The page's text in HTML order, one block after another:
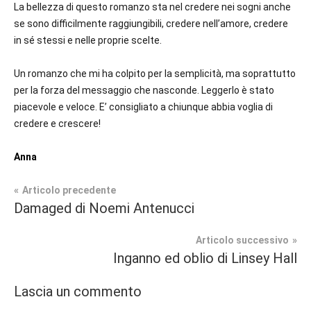
La bellezza di questo romanzo sta nel credere nei sogni anche
se sono difficilmente raggiungibili, credere nell’amore, credere
in sé stessi e nelle proprie scelte.
Un romanzo che mi ha colpito per la semplicità, ma soprattutto
per la forza del messaggio che nasconde. Leggerlo è stato
piacevole e veloce. E’ consigliato a chiunque abbia voglia di
credere e crescere!
Anna
Tag
#booklover,
Contemporary
Navigazione
Articolo precedente
Damaged di Noemi Antenucci
Articolo successivo
Inganno ed oblio di Linsey Hall
Lascia un commento